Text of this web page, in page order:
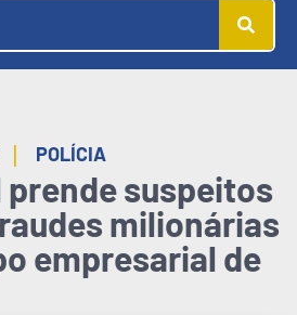
| POLÍCIA
prende suspeitos
milionárias
empresarial de